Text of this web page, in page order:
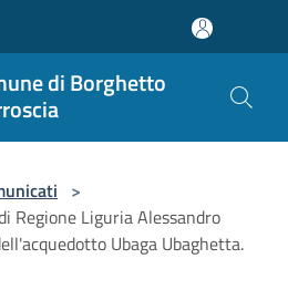
di Borghetto
>
Regione Liguria Alessandro
Ubaga Ubaghetta.